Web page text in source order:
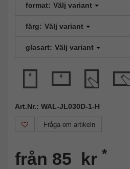
format: Välj variant
färg: Välj variant
glasart: Välj variant
Art.Nr.: WAL-JL030D-1-H
Fråga om artikeln
från 85 kr *